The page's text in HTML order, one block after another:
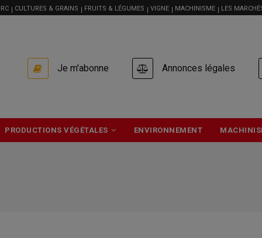
CULTURES & GRAINS FRUITS & LÉGUMES VIGNE MACHINISME LES
USER
ACCOUNT
MENU
Je m'abonne Annonces légales
PRODUCTIONS VÉGÉTALES ENVIRONNEMENT